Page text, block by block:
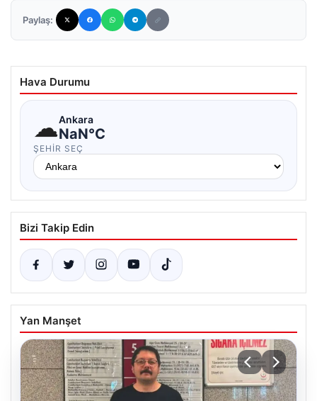
Paylaş:
Hava Durumu
☁Ankara
NaN°C
ŞEHIR SEÇ
Bizi Takip Edin
Yan Manşet